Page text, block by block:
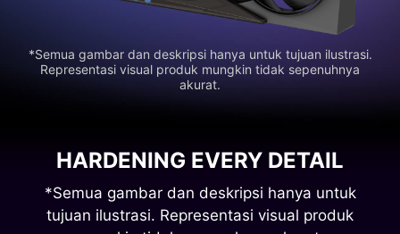
*Semua gambar dan deskripsi hanya untuk tujuan ilustrasi.
Representasi visual produk mungkin tidak sepenuhnya
akurat.
HARDENING EVERY DETAIL
*Semua gambar dan deskripsi hanya untuk
tujuan ilustrasi. Representasi visual produk